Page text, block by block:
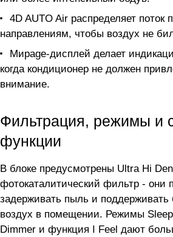
4D AUTO Air распределяет поток
направлениям, чтобы воздух не
Мирage-дисплей делает
когда кондиционер не должен
внимание.
Фильтрация, режимы и
функции
В блоке предусмотрены Ultra Hi
фотокаталитический фильтр - они
задерживать пыль и поддерживать
воздух в помещении. Режимы
Dimmer и функция I Feel дают